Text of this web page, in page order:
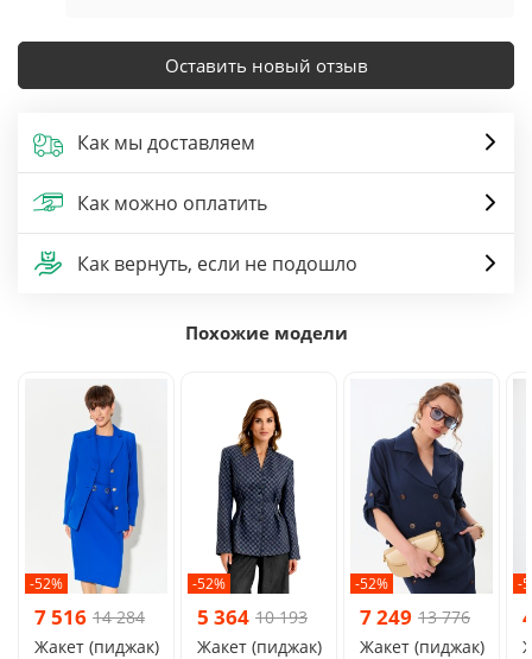
Оставить новый отзыв
Как мы доставляем
Как можно оплатить
Как вернуть, если не подошло
Похожие модели
-52%
7 516 14 284
Жакет (пиджак)
-52%
5 364 10 193
Жакет (пиджак)
-52%
7 249 13 776
Жакет (пиджак)
-